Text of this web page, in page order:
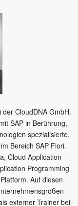
CloudDNA GmbH.
SAP in Berührung,
spezialisierte,
Bereich SAP Fiori.
Cloud Application
Programming
Auf diesen
externer Trainer bei